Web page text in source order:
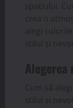
spațiului.
crea o
alegi
stilul și
Cum să
stilul și